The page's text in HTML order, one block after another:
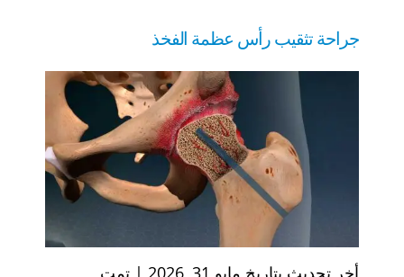
جراحة تثقيب رأس عظمة الفخذ
أخر تحديث بتاريخ مايو 31, 2026 | تمت